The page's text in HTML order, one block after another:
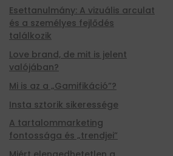
Esettanulmány: A vizuális arculat
és a személyes fejlődés
találkozik
Love brand, de mit is jelent
valójában?
Mi is az a „Gamifikáció”?
Insta sztorik sikeressége
A tartalommarketing
fontossága és „trendjei”